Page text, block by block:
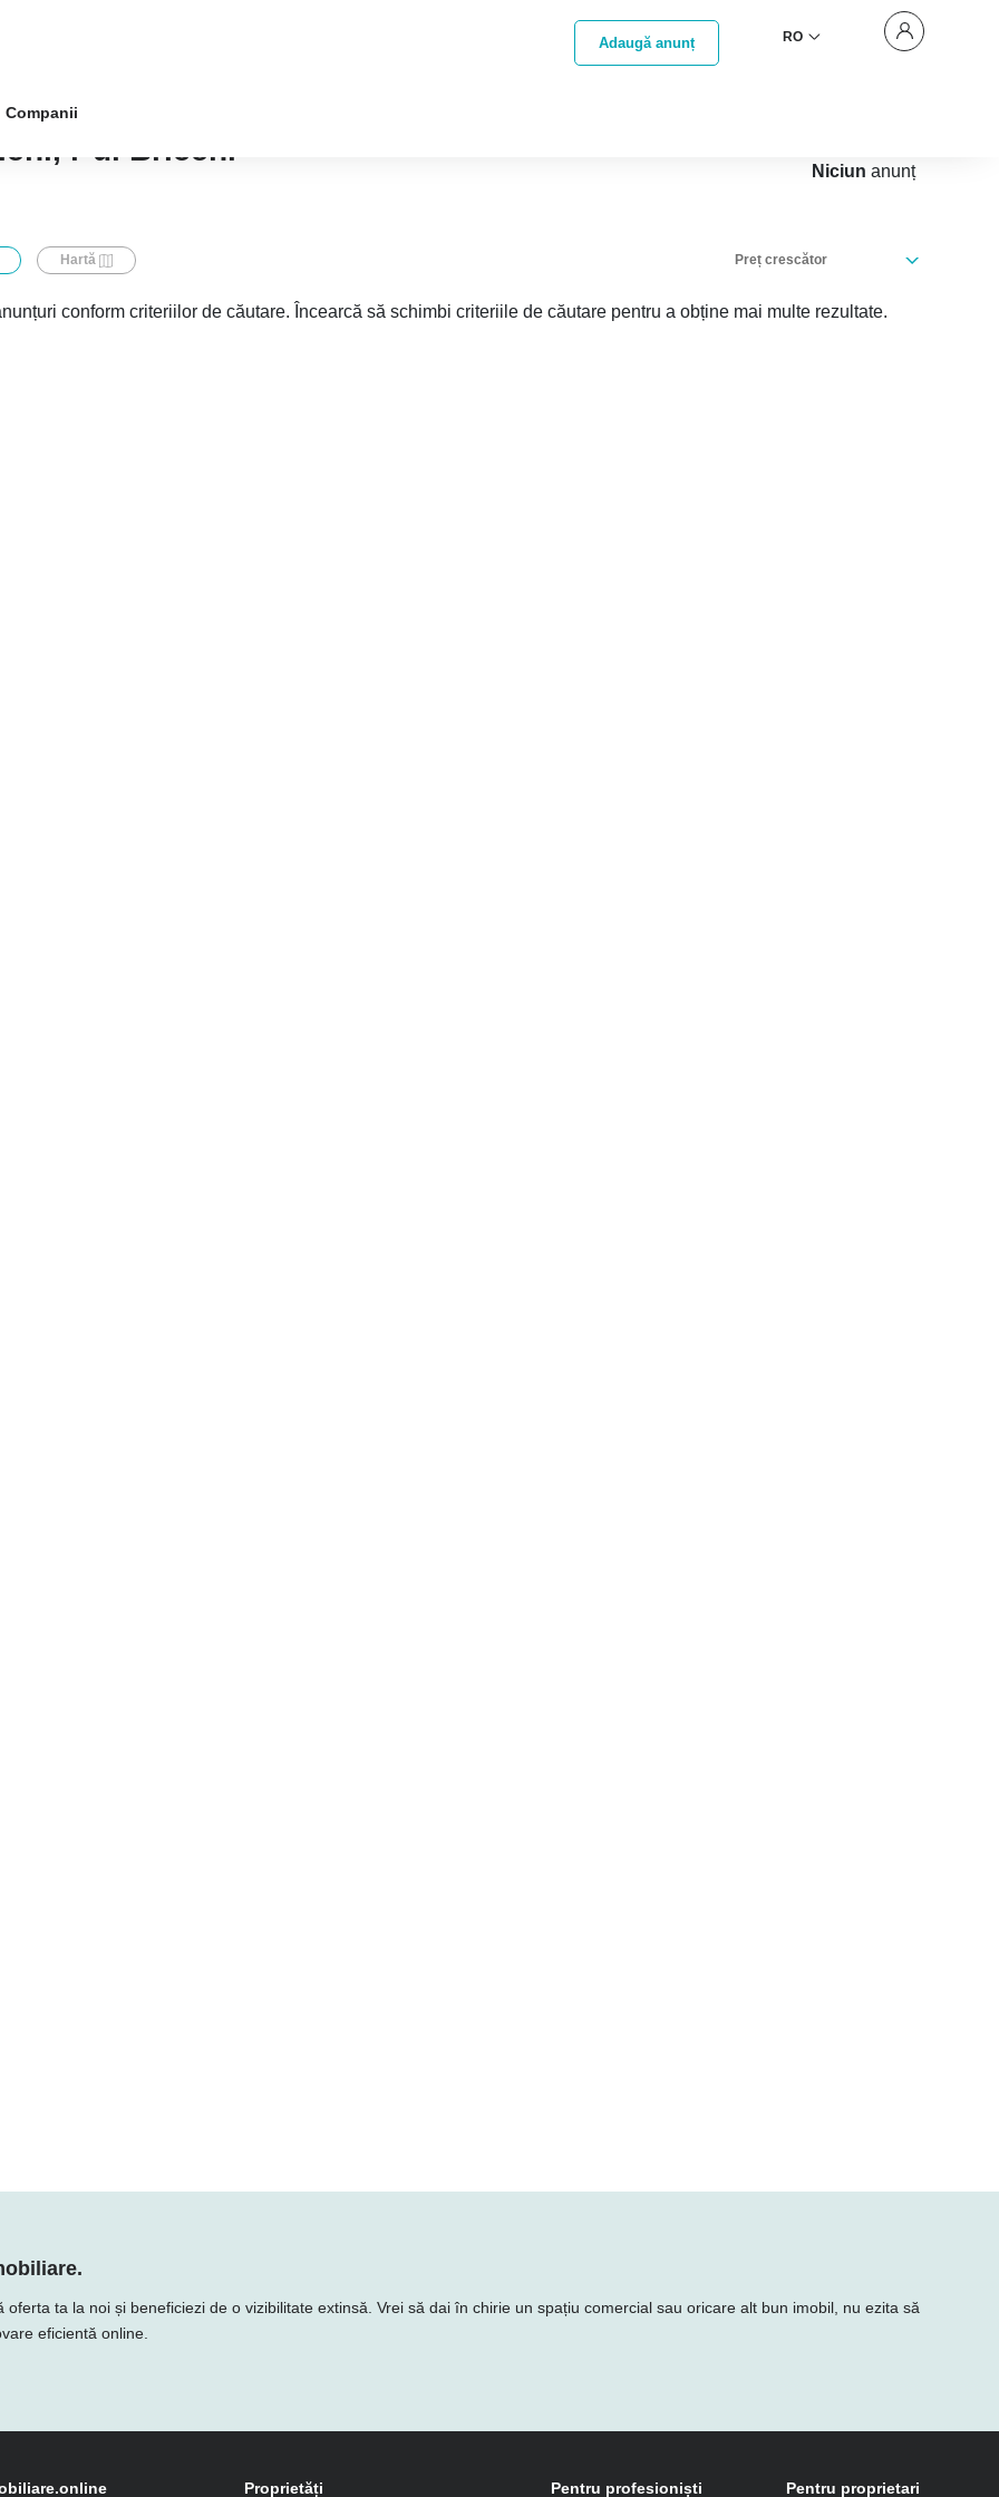
Adaugă anunț RO
Companii
r-ul Briceni
Niciun anunț
Hartă Preț crescător
conform criteriilor de căutare. Încearcă să schimbi criteriile de căutare pentru a obține mai multe rezultate.
ta la noi și beneficiezi de o vizibilitate extinsă. Vrei să dai în chirie un spațiu comercial sau oricare alt bun imobil, nu ezita să
eficientă online.
Proprietăți Pentru profesioniști Pentru proprietari